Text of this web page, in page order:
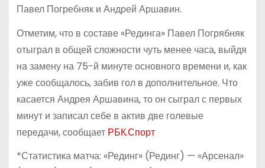
Павел Погребняк и Андрей Аршавин.
Отметим, что в составе «Рединга» Павел Погрябняк
отыграл в общей сложности чуть менее часа, выйдя
на замену на 75-й минуте основного времени и, как
уже сообщалось, забив гол в дополнительное. Что
касается Андрея Аршавина, то он сыграл с первых
минут и записал себе в актив две голевые
передачи, сообщает РБК.Спорт
*Статистика матча: «Рединг» (Рединг) — «Арсенал»